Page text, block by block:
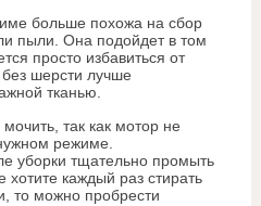
больше похожа на сбор
пыли. Она подойдет в том
просто избавиться от
шерсти лучше
тканью.
так как мотор не
режиме.
уборки тщательно промыть
хотите каждый раз стирать
то можно пробрести